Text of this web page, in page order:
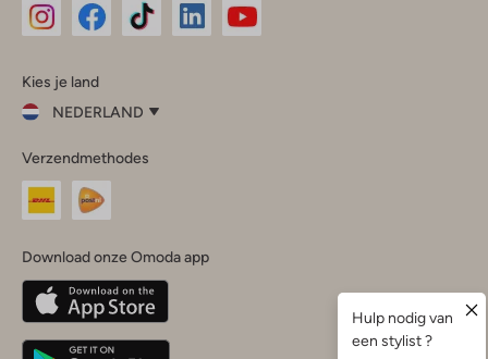
InstagramFacebook
Kies je land
NEDERLAND
je
land
Nederland
Belgique(Français)
Deutschland
Verzendmethodes
Download onze Omoda app